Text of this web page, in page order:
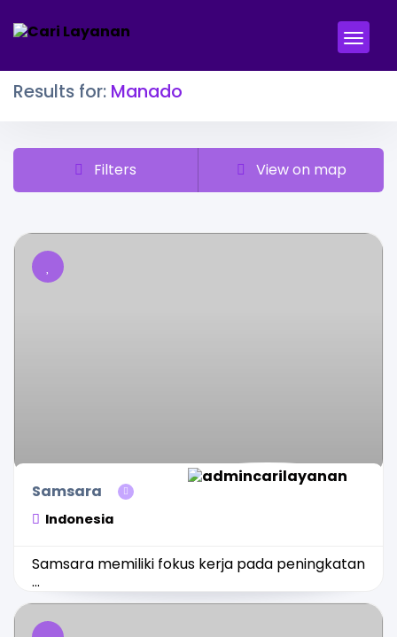
Results for: Manado
Filters View on map
Samsara
Indonesia
Samsara memiliki fokus kerja pada peningkatan
...